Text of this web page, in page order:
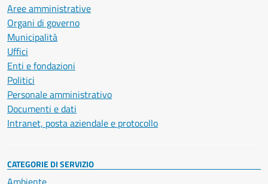
Aree amministrative
Organi di governo
Municipalità
Uffici
Enti e fondazioni
Politici
Personale amministrativo
Documenti e dati
Intranet, posta aziendale e protocollo
CATEGORIE DI SERVIZIO